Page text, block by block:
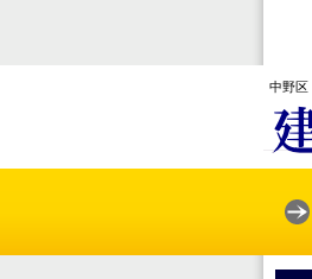
中野区